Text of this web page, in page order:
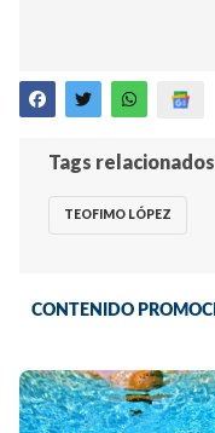
Tags relacionados
TEOFIMO LÓPEZ